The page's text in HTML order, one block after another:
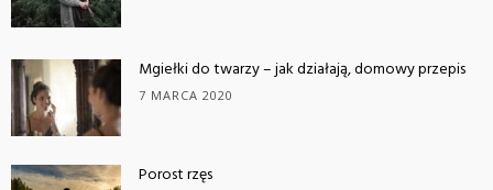
Mgiełki do twarzy – jak działają, domowy przepis
7 MARCA 2020
Porost rzęs